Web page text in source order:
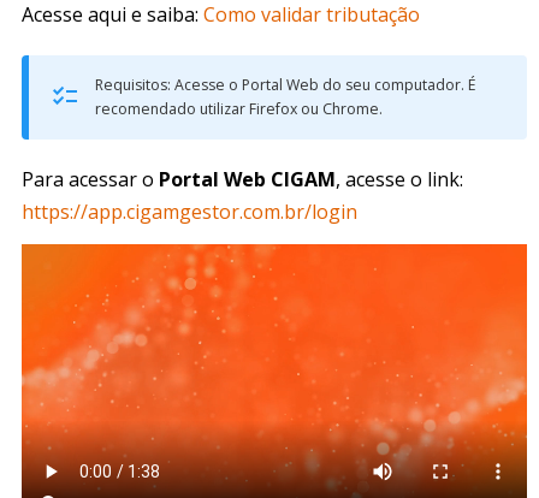
Acesse aqui e saiba: Como validar tributação
Requisitos: Acesse o Portal Web do seu computador. É
recomendado utilizar Firefox ou Chrome.
Para acessar o Portal Web CIGAM, acesse o link:
https://app.cigamgestor.com.br/login